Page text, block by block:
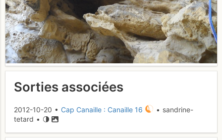
Sorties associées
2012-10-20 • Cap Canaille : Canaille 16
• sandrine-
tetard •